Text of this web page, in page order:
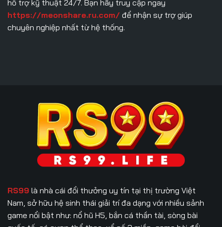
hỗ trợ kỹ thuật 24/7. Bạn hãy truy cập ngay
https://meonshare.ru.com/ để nhận sự trợ giúp
chuyên nghiệp nhất từ hệ thống.
RS99 là nhà cái đổi thưởng uy tín tại thị trường Việt
Nam, sở hữu hệ sinh thái giải trí đa dạng với nhiều sảnh
game nổi bật như: nổ hũ H5, bắn cá thần tài, sòng bài